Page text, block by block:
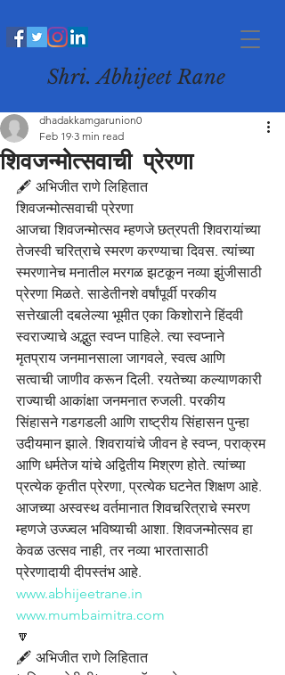
Shri. Abhijeet Rane
शिवजन्मोत्सवाची प्रेरणा
dhadakkamgarunion0
Feb 19 3 min read
🖋️ अभिजीत राणे लिहितात
शिवजन्मोत्सवाची प्रेरणा
आजचा शिवजन्मोत्सव म्हणजे छत्रपती शिवरायांच्या
तेजस्वी चरित्राचे स्मरण करण्याचा दिवस. त्यांच्या
स्मरणानेच मनातील मरगळ झटकून नव्या झुंजीसाठी
प्रेरणा मिळते. साडेतीनशे वर्षांपूर्वी परकीय
सत्तेखाली दबलेल्या भूमीत एका किशोराने हिंदवी
स्वराज्याचे अद्भुत स्वप्न पाहिले. त्या स्वप्नाने
मृतप्राय जनमानसाला जागवले, स्वत्व आणि
सत्वाची जाणीव करून दिली. रयतेच्या कल्याणकारी
राज्याची आकांक्षा जनमनात रुजली. परकीय
सिंहासने गडगडली आणि राष्ट्रीय सिंहासन पुन्हा
उदीयमान झाले. शिवरायांचे जीवन हे स्वप्न, पराक्रम
आणि धर्मतेज यांचे अद्वितीय मिश्रण होते. त्यांच्या
प्रत्येक कृतीत प्रेरणा, प्रत्येक घटनेत शिक्षण आहे.
आजच्या अस्वस्थ वर्तमानात शिवचरित्राचे स्मरण
म्हणजे उज्ज्वल भविष्याची आशा. शिवजन्मोत्सव हा
केवळ उत्सव नाही, तर नव्या भारतासाठी
प्रेरणादायी दीपस्तंभ आहे.
www.abhijeetrane.in
www.mumbaimitra.com
🔽
🖋️ अभिजीत राणे लिहितात